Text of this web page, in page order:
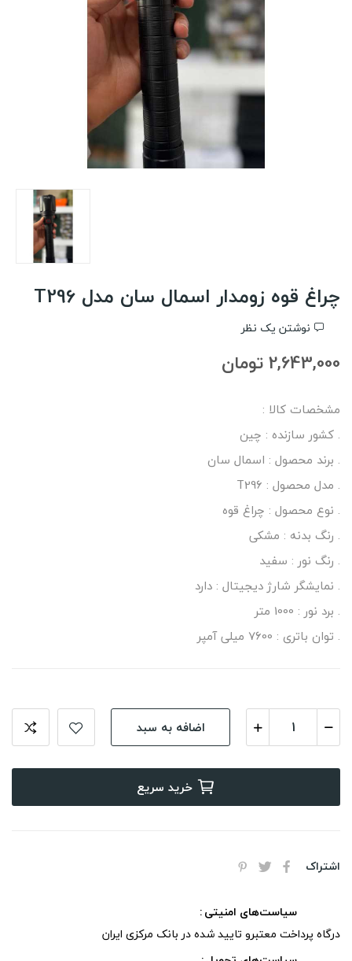
چراغ قوه زومدار اسمال سان مدل T296
نوشتن یک نظر
2,643,000 تومان
مشخصات کالا :
. کشور سازنده : چین
. برند محصول : اسمال سان
. مدل محصول : T296
. نوع محصول : چراغ قوه
. رنگ بدنه : مشکی
. رنگ نور : سفید
. نمایشگر شارژ دیجیتال : دارد
. برد نور : 1000 متر
. توان باتری : 7600 میلی آمپر
اضافه به سبد
خرید سریع
اشتراک
سیاست‌های امنیتی
درگاه پرداخت معتبرو تایید شده در بانک مرکزی ایران